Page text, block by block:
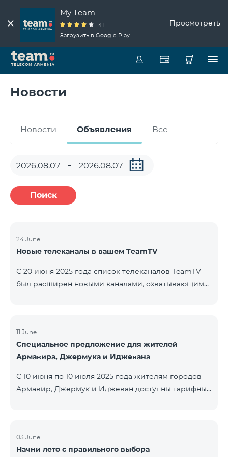
My Team
4.1
Загрузить в Google Play
Просмотреть
Новости
Новости Объявления Все
Поиск
24 June
Новые телеканалы в вашем TeamTV
С 20 июня 2025 года список телеканалов TeamTV
был расширен новыми каналами, охватывающими
Russian Информационный 230 AMEDIA Фильмы 231
AMEDIA 2 Фильмы 232 AMEDIA HIT Фильмы 233
11 June
Специальное предложение для жителей
Армавира, Джермука и Иджевана
С 10 июня по 10 июля 2025 года жителям городов
Армавир, Джермук и Иджеван доступны тарифные
предоставляется 50% скидка на первые 6 месяцев
при условии годовой подписки (12 месяцев).
03 June
Начни лето с правильного выбора —